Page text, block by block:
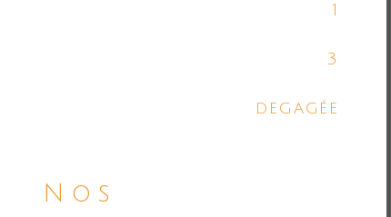
1
3
degagée
Nos